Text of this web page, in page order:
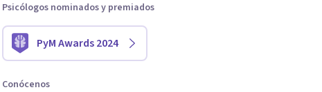
Psicólogos nominados y premiados
PyM Awards 2024
Conócenos